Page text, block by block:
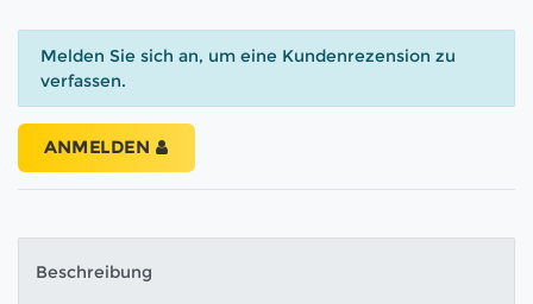
Melden Sie sich an, um eine Kundenrezension zu
verfassen.
ANMELDEN
Beschreibung